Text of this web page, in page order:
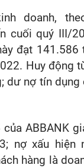
doanh,
cuối quý III/
đạt 141.586
Huy động
dư nợ tín
ABBANK
nợ xấu hiện
hàng là